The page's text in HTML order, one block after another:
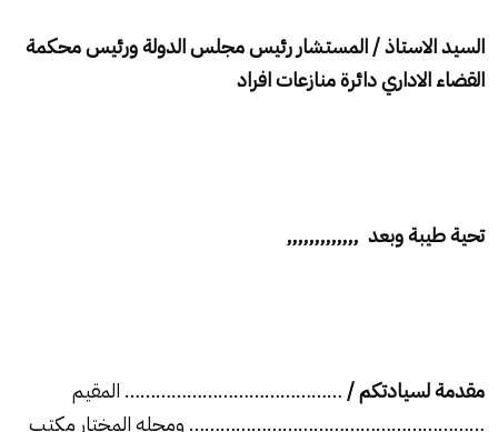
السيد الاستاذ / المستشار رئيس مجلس الدولة ورئيس محكمة
القضاء الاداري دائرة منازعات افراد
تحية طيبة وبعد ,,,,,,,,,,,,,
مقدمة لسيادتكم /…………………………………… المقيم
………………………………………………… ومحله المختار مكتب